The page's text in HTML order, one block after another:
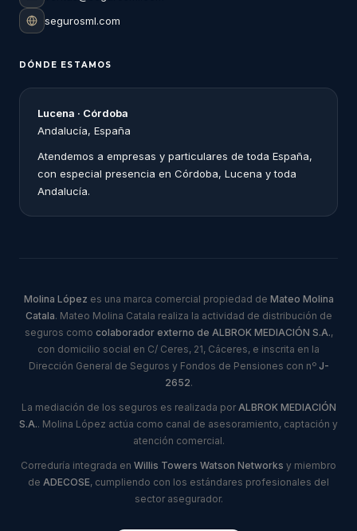
segurosml.com
DÓNDE ESTAMOS
Lucena · Córdoba
Andalucía, España
Atendemos a empresas y particulares de toda España,
con especial presencia en Córdoba, Lucena y toda
Andalucía.
Molina López es una marca comercial propiedad de Mateo Molina
Catala. Mateo Molina Catala realiza la actividad de distribución de
seguros como colaborador externo de ALBROK MEDIACIÓN S.A.,
con domicilio social en C/ Ceres, 21, Cáceres, e inscrita en la
Dirección General de Seguros y Fondos de Pensiones con nº J-
2652.
La mediación de los seguros es realizada por ALBROK MEDIACIÓN
S.A.. Molina López actúa como canal de asesoramiento, captación y
atención comercial.
Correduría integrada en Willis Towers Watson Networks y miembro
de ADECOSE, cumpliendo con los estándares profesionales del
sector asegurador.